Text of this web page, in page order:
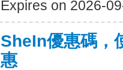
Expires on 2026-
SheIn優惠碼，
惠